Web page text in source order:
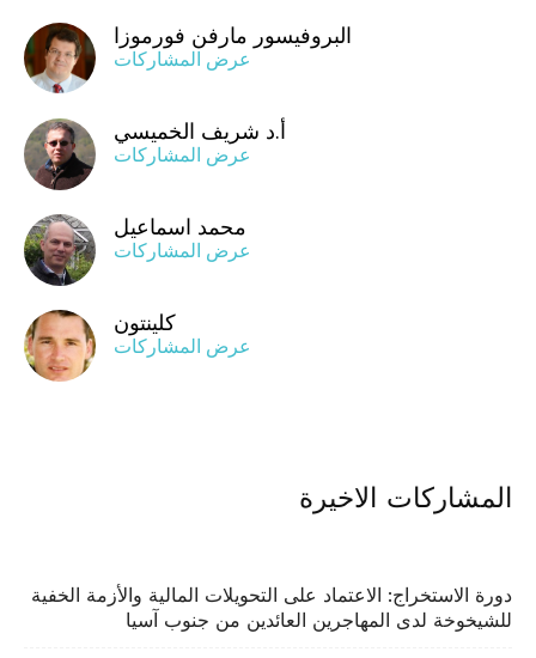
البروفيسور مارفن فورموزا
عرض المشاركات
أ.د شريف الخميسي
عرض المشاركات
محمد اسماعيل
عرض المشاركات
كلينتون
عرض المشاركات
المشاركات الاخيرة
دورة الاستخراج: الاعتماد على التحويلات المالية والأزمة الخفية
للشيخوخة لدى المهاجرين العائدين من جنوب آسيا